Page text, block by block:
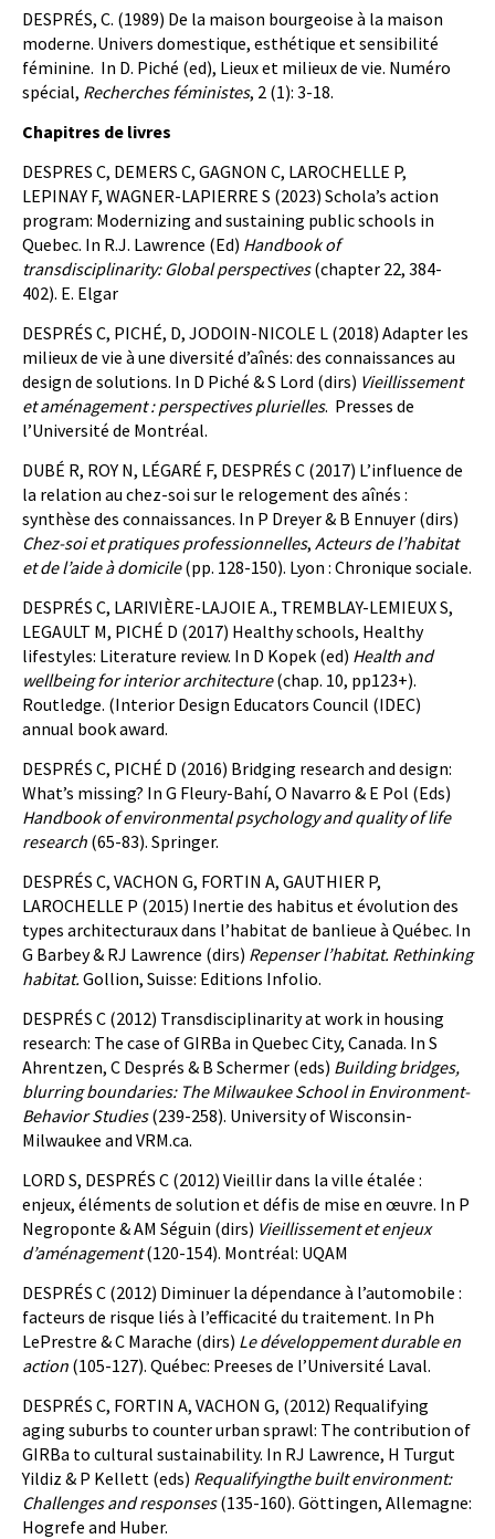
DESPRÉS, C. (1989) De la maison bourgeoise à la maison
moderne. Univers domestique, esthétique et sensibilité
féminine. In D. Piché (ed), Lieux et milieux de vie. Numéro
spécial, Recherches féministes, 2 (1): 3-18.
Chapitres de livres
DESPRES C, DEMERS C, GAGNON C, LAROCHELLE P,
LEPINAY F, WAGNER-LAPIERRE S (2023) Schola’s action
program: Modernizing and sustaining public schools in
Quebec. In R.J. Lawrence (Ed) Handbook of
transdisciplinarity: Global perspectives(chapter 22, 384-
402). E. Elgar
DESPRÉS C, PICHÉ, D, JODOIN-NICOLE L (2018) Adapter les
milieux de vie à une diversité d’aînés: des connaissances au
design de solutions. In D Piché & S Lord (dirs) Vieillissement
et aménagement : perspectives plurielles. Presses de
l’Université de Montréal.
DUBÉ R, ROY N, LÉGARÉ F, DESPRÉS C (2017) L’influence de
la relation au chez-soi sur le relogement des aînés :
synthèse des connaissances. In P Dreyer & B Ennuyer (dirs)
Chez-soi et pratiques professionnelles, Acteurs de l’habitat
et de l’aide à domicile(pp. 128-150). Lyon : Chronique sociale.
DESPRÉS C, LARIVIÈRE-LAJOIE A., TREMBLAY-LEMIEUX S,
LEGAULT M, PICHÉ D (2017) Healthy schools, Healthy
lifestyles: Literature review. In D Kopek (ed) Health and
wellbeing for interior architecture(chap. 10, pp123+).
Routledge. (Interior Design Educators Council (IDEC)
annual book award.
DESPRÉS C, PICHÉ D (2016) Bridging research and design:
What’s missing? In G Fleury-Bahí, O Navarro & E Pol (Eds)
Handbook of environmental psychology and quality of life
research (65-83). Springer.
DESPRÉS C, VACHON G, FORTIN A, GAUTHIER P,
LAROCHELLE P (2015) Inertie des habitus et évolution des
types architecturaux dans l’habitat de banlieue à Québec. In
G Barbey & RJ Lawrence (dirs) Repenser l’habitat. Rethinking
habitat. Gollion, Suisse: Editions Infolio.
DESPRÉS C (2012) Transdisciplinarity at work in housing
research: The case of GIRBa in Quebec City, Canada. In S
Ahrentzen, C Després & B Schermer (eds) Building bridges,
blurring boundaries: The Milwaukee School in Environment-
Behavior Studies(239-258). University of Wisconsin-
Milwaukee and VRM.ca.
LORD S, DESPRÉS C (2012) Vieillir dans la ville étalée :
enjeux, éléments de solution et défis de mise en œuvre. In P
Negroponte & AM Séguin (dirs) Vieillissement et enjeux
d’aménagement(120-154). Montréal: UQAM
DESPRÉS C (2012) Diminuer la dépendance à l’automobile :
facteurs de risque liés à l’efficacité du traitement. In Ph
LePrestre & C Marache (dirs) Le développement durable en
action (105-127). Québec: Preeses de l’Université Laval.
DESPRÉS C, FORTIN A, VACHON G, (2012) Requalifying
aging suburbs to counter urban sprawl: The contribution of
GIRBa to cultural sustainability. In RJ Lawrence, H Turgut
Yildiz & P Kellett (eds) Requalifyingthe built environment:
Challenges and responses(135-160). Göttingen, Allemagne:
Hogrefe and Huber.